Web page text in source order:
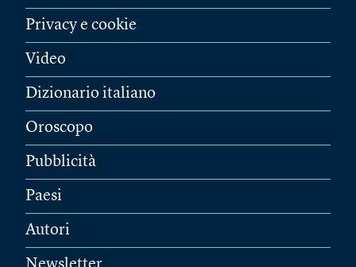
Privacy e cookie
Video
Dizionario italiano
Oroscopo
Pubblicità
Paesi
Autori